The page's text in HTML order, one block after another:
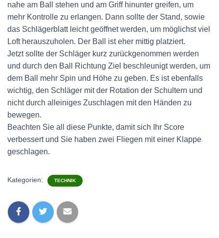
nahe am Ball stehen und am Griff hinunter greifen, um
mehr Kontrolle zu erlangen. Dann sollte der Stand, sowie
das Schlägerblatt leicht geöffnet werden, um möglichst viel
Loft herauszuholen. Der Ball ist eher mittig platziert.
Jetzt sollte der Schläger kurz zurückgenommen werden
und durch den Ball Richtung Ziel beschleunigt werden, um
dem Ball mehr Spin und Höhe zu geben. Es ist ebenfalls
wichtig, den Schläger mit der Rotation der Schultern und
nicht durch alleiniges Zuschlagen mit den Händen zu
bewegen.
Beachten Sie all diese Punkte, damit sich Ihr Score
verbessert und Sie haben zwei Fliegen mit einer Klappe
geschlagen.
Kategorien: TECHNIK